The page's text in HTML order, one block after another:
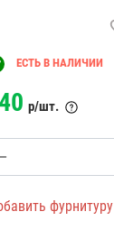
ЕСТЬ В НАЛИЧИИ
р/шт.
фурнитуру